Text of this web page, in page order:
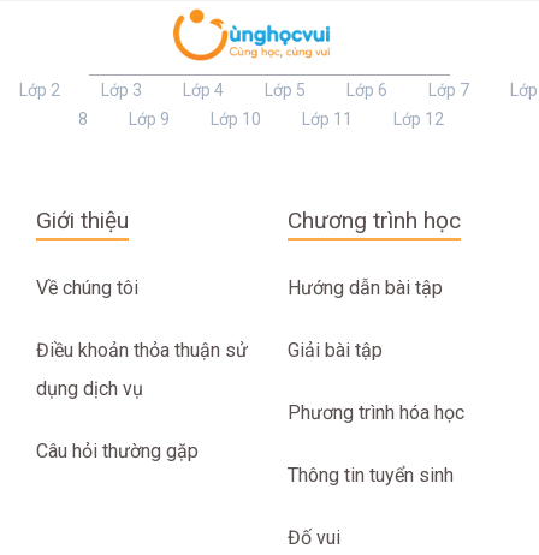
Lớp 2 Lớp 3 Lớp 4 Lớp 5 Lớp 6 Lớp 7
Lớp
8
Lớp 9 Lớp 10 Lớp 11 Lớp 12
Giới thiệu
Về chúng tôi
Điều khoản thỏa thuận sử
dụng dịch vụ
Câu hỏi thường gặp
Chương trình học
Hướng dẫn bài tập
Giải bài tập
Phương trình hóa học
Thông tin tuyển sinh
Đố vui